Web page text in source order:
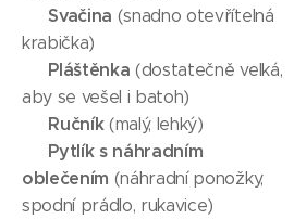
Svačina (snadno otevřítelná
krabička)
Pláštěnka (dostatečně velká,
aby se vešel i batoh)
Ručník(malý, lehký)
Pytlík s náhradním
oblečením (náhradní ponožky,
spodní prádlo, rukavice)